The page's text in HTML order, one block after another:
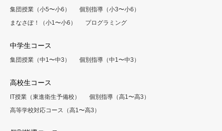
集団授業（小5〜小6）
個別指導（小3〜小6）
まなさぽ！（小1〜小6）
プログラミング
中学生コース
集団授業（中1〜中3） 個別指導（中1〜中3）
高校生コース
IT授業（東進衛生予備校）
個別指導（高1〜高3）
高等学校対応コース（高1〜高3）